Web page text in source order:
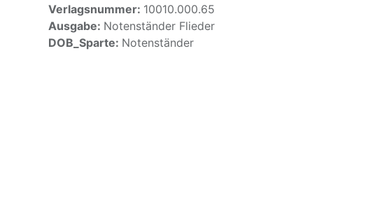
Verlagsnummer: 10010.000.65
Ausgabe: Notenständer Flieder
DOB_Sparte: Notenständer